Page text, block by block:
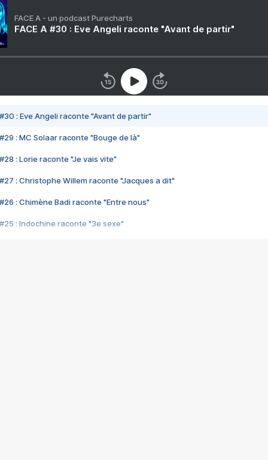
FACE A - un podcast Purecharts
FACE A #30 : Eve Angeli raconte "Avant de partir"
#30 : Eve Angeli raconte "Avant de partir"
#29 : MC Solaar raconte "Bouge de là"
#28 : Lorie raconte "Je vais vite"
#27 : Christophe Willem raconte "Jacques a dit"
#26 : Chimène Badi raconte "Entre nous"
#25 : Indochine raconte "3e sexe"